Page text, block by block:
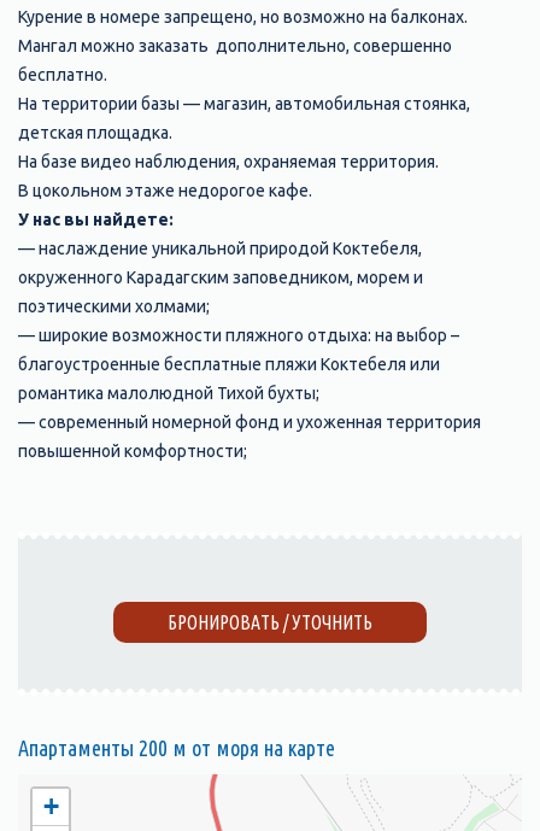
Курение в номере запрещено, но возможно на балконах.
Мангал можно заказать дополнительно, совершенно
бесплатно.
На территории базы — магазин, автомобильная стоянка,
детская площадка.
На базе видео наблюдения, охраняемая территория.
В цокольном этаже недорогое кафе.
У нас вы найдете:
— наслаждение уникальной природой Коктебеля,
окруженного Карадагским заповедником, морем и
поэтическими холмами;
— широкие возможности пляжного отдыха: на выбор –
благоустроенные бесплатные пляжи Коктебеля или
романтика малолюдной Тихой бухты;
— современный номерной фонд и ухоженная территория
повышенной комфортности;
БРОНИРОВАТЬ / УТОЧНИТЬ
Апартаменты 200 м от моря на карте
+